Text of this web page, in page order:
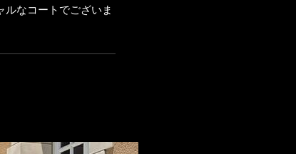
ルなコートでございま